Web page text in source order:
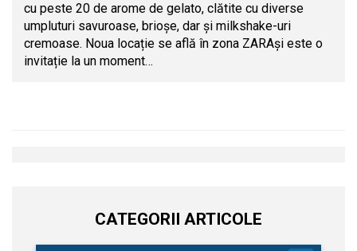
cu peste 20 de arome de gelato, clătite cu diverse
umpluturi savuroase, brioșe, dar și milkshake-uri
cremoase. Noua locație se află în zona ZARAși este o
invitație la un moment…
CATEGORII ARTICOLE